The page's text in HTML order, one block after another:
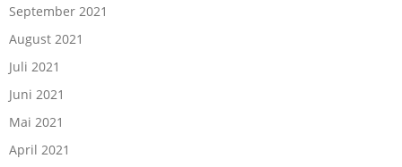
September 2021
August 2021
Juli 2021
Juni 2021
Mai 2021
April 2021